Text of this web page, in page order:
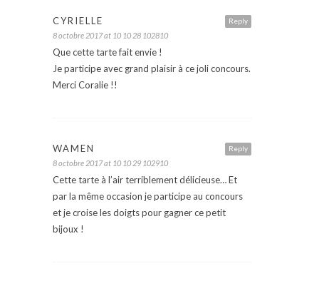
Reply
CYRIELLE
8 octobre 2017 at 10 10 28 102810
Que cette tarte fait envie !
Je participe avec grand plaisir à ce joli concours.
Merci Coralie !!
Reply
WAMEN
8 octobre 2017 at 10 10 29 102910
Cette tarte à l’air terriblement délicieuse… Et
par la même occasion je participe au concours
et je croise les doigts pour gagner ce petit
bijoux !